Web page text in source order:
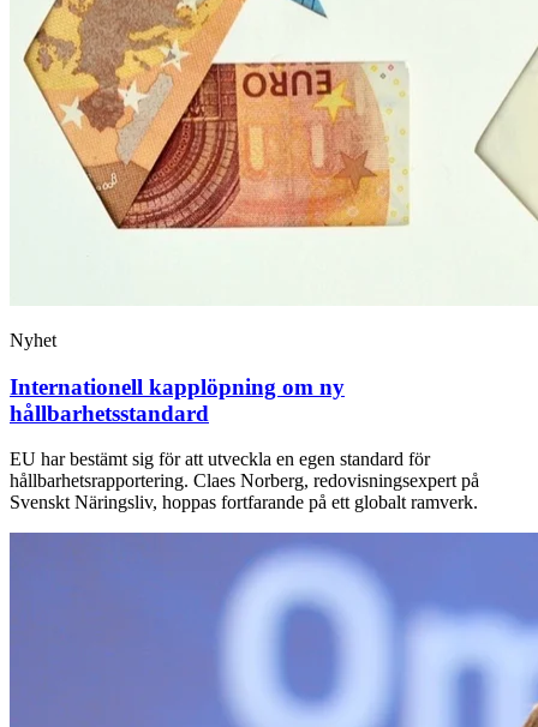
Nyhet
Internationell kapplöpning om ny
hållbarhetsstandard
EU har bestämt sig för att utveckla en egen standard för
hållbarhetsrapportering. Claes Norberg, redovisningsexpert på
Svenskt Näringsliv, hoppas fortfarande på ett globalt ramverk.